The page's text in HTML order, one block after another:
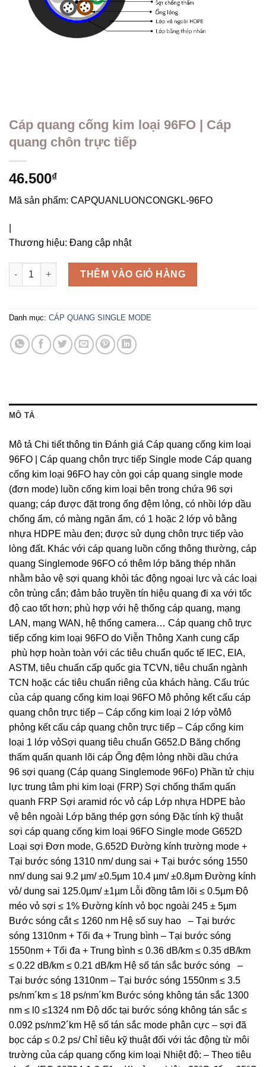
Cáp quang cống kim loại 96FO | Cáp
quang chôn trực tiếp
46.500₫
Mã sản phẩm: CAPQUANLUONCONGKL-96FO
Thương hiệu: Đang cập nhật
Cáp quang cống kim loại 96FO | Cáp quang chôn trực tiếp số
THÊM VÀO GIỎ HÀNG
Danh mục: CÁP QUANG SINGLE MODE
MÔ TẢ
Mô tả Chi tiết thông tin Đánh giá Cáp quang cống kim loại
96FO | Cáp quang chôn trực tiếp Single mode Cáp quang
cống kim loại 96FO hay còn gọi cáp quang single mode
(đơn mode) luồn cống kim loại bên trong chứa 96 sợi
quang; cáp được đặt trong ống đệm lỏng, có nhồi lớp dầu
chống ẩm, có màng ngăn ẩm, có 1 hoặc 2 lớp vỏ bằng
nhựa HDPE màu đen; được sử dụng chôn trực tiếp vào
lòng đất. Khác với cáp quang luồn cống thông thường, cáp
quang Singlemode 96FO có thêm lớp băng thép nhăn
nhằm bảo vệ sợi quang khỏi tác động ngoại lực và các loại
côn trùng cắn; đảm bảo truyền tín hiệu quang đi xa với tốc
độ cao tốt hơn; phù hợp với hệ thống cáp quang, mạng
LAN, mạng WAN, hệ thống camera… Cáp quang chô trực
tiếp cống kim loại 96FO do Viễn Thông Xanh cung cấp
phù hợp hoàn toàn với các tiêu chuẩn quốc tế IEC, EIA,
ASTM, tiêu chuấn cấp quốc gia TCVN, tiêu chuẩn ngành
TCN hoặc các tiêu chuẩn riêng của khách hàng. Cấu trúc
của cáp quang cống kim loại 96FO Mô phỏng kết cấu cáp
quang chôn trực tiếp – Cáp cống kim loại 2 lớp vỏMô
phỏng kết cấu cáp quang chôn trực tiếp – Cáp cống kim
loại 1 lớp vỏSợi quang tiêu chuẩn G652.D Băng chống
thấm quấn quanh lõi cáp Ống đệm lỏng nhồi dầu chứa
96 sợi quang (Cáp quang Singlemode 96Fo) Phần tử chịu
lực trung tâm phi kim loại (FRP) Sợi chống thấm quấn
quanh FRP Sợi aramid róc vỏ cáp Lớp nhựa HDPE bảo
vệ bên ngoài Lớp băng thép gợn sóng Đặc tính kỹ thuật
sợi cáp quang cống kim loại 96FO Single mode G652D
Loại sợi Đơn mode, G.652D Đường kính trường mode +
Tại bước sóng 1310 nm/ dung sai + Tại bước sóng 1550
nm/ dung sai 9.2 µm/ ±0.5µm 10.4 µm/ ±0.8µm Đường kính
vỏ/ dung sai 125.0µm/ ±1µm Lỗi đồng tâm lõi ≤ 0.5µm Độ
méo vỏ sợi ≤ 1% Đường kính vỏ bọc ngoài 245 ± 5µm
Bước sóng cắt ≤ 1260 nm Hệ số suy hao – Tại bước
sóng 1310nm + Tối đa + Trung bình – Tại bước sóng
1550nm + Tối đa + Trung bình ≤ 0.36 dB/km ≤ 0.35 dB/km
≤ 0.22 dB/km ≤ 0.21 dB/km Hệ số tán sắc bước sóng –
Tại bước sóng 1310nm – Tại bước sóng 1550nm ≤ 3.5
ps/nm´km ≤ 18 ps/nm´km Bước sóng không tán sắc 1300
nm ≤ l0 ≤1324 nm Độ dốc tại bước sóng không tán sắc ≤
0.092 ps/nm2´km Hệ số tán sắc mode phân cực – sợi đã
bọc cáp ≤ 0.2 ps/ Chỉ tiêu kỹ thuật đối với tác động từ môi
trường của cáp quang cống kim loại Nhiệt độ: – Theo tiêu